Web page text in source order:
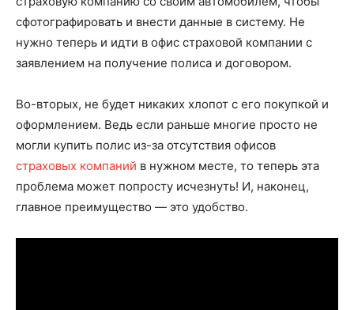
сфотографировать и внести данные в систему. Не
нужно теперь и идти в офис страховой компании с
заявлением на получение полиса и договором.
Во-вторых, не будет никаких хлопот с его покупкой и
оформлением. Ведь если раньше многие просто не
могли купить полис из-за отсутствия офисов
страховых компаний в нужном месте, то теперь эта
проблема может попросту исчезнуть! И, наконец,
главное преимущество — это удобство.